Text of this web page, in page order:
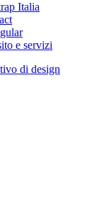
Italia
e servizi
di design